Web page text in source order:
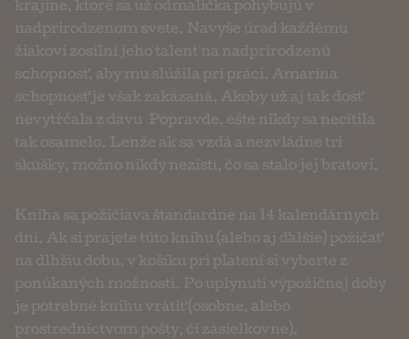
krajine, ktoré sa už odmalička pohybujú v
nadprirodzenom svete. Navyše úrad každému
žiakovi zosilní jeho talent na nadprirodzenú
schopnosť, aby mu slúžila pri práci. Amarina
schopnosť je však zakázaná. Akoby už aj tak dosť
nevytŕčala z davu… Popravde, ešte nikdy sa necítila
tak osamelo. Lenže ak sa vzdá a nezvládne tri
skúšky, možno nikdy nezistí, čo sa stalo jej bratovi.
Kniha sa požičiava štandardne na 14 kalendárnych
dní. Ak si prajete túto knihu (alebo aj ďalšie) požičať
na dlhšiu dobu, v košíku pri platení si vyberte z
ponúkaných možností. Po uplynutí výpožičnej doby
je potrebné knihu vrátiť (osobne, alebo
prostredníctvom pošty, či zásielkovne).